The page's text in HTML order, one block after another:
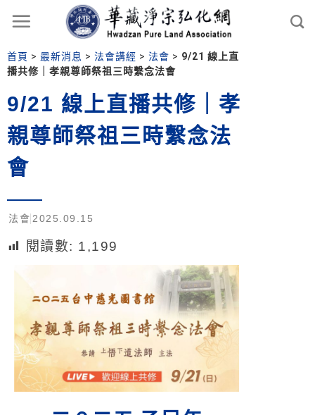
首頁 > 最新消息 > 法會講經 > 法會 > 9/21 線上直
播共修｜孝親尊師祭祖三時繫念法會
9/21 線上直播共修｜孝
親尊師祭祖三時繫念法
會
法會 2025.09.15
閱讀數: 1,199